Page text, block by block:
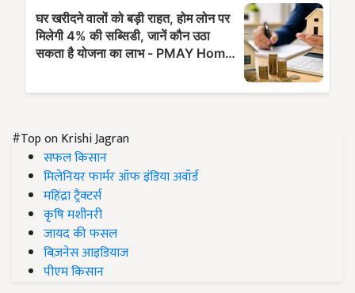
#Top on Krishi Jagran
सफल किसान
मिलेनियर फार्मर ऑफ इंडिया अवॉर्ड
महिंद्रा ट्रैक्टर्स
कृषि मशीनरी
जायद की फसल
बिज़नेस आइडियाज
पीएम किसान